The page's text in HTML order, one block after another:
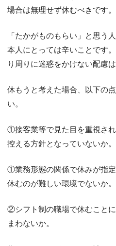
場合は無理せず休むべきです。
「たかがものもらい」と思う
本人にとっては辛いことです
り周りに迷惑をかけない配慮は
休もうと考えた場合、以下の
い。
①接客業等で見た目を重視さ
控える方針となっていないか。
①業務形態の関係で休みが指
休むのが難しい環境でないか。
②シフト制の職場で休むこと
まわないか。